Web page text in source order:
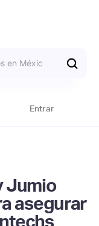
Entrar
Jumio
asegurar